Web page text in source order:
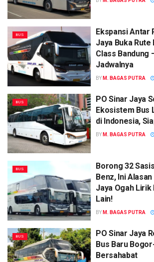
BUS
Ekspansi Antar
Jaya Buka
Class Bandung
Jadwalnya
BY M. BAGAS PUTRA
BUS
PO Sinar Jaya
Ekosistem Bus
di Indonesia,
BY M. BAGAS PUTRA
BUS
Borong 32
Benz, Ini
Jaya Ogah
Lain!
BY M. BAGAS PUTRA
BUS
PO Sinar Jaya
Bus Baru
Bersahabat